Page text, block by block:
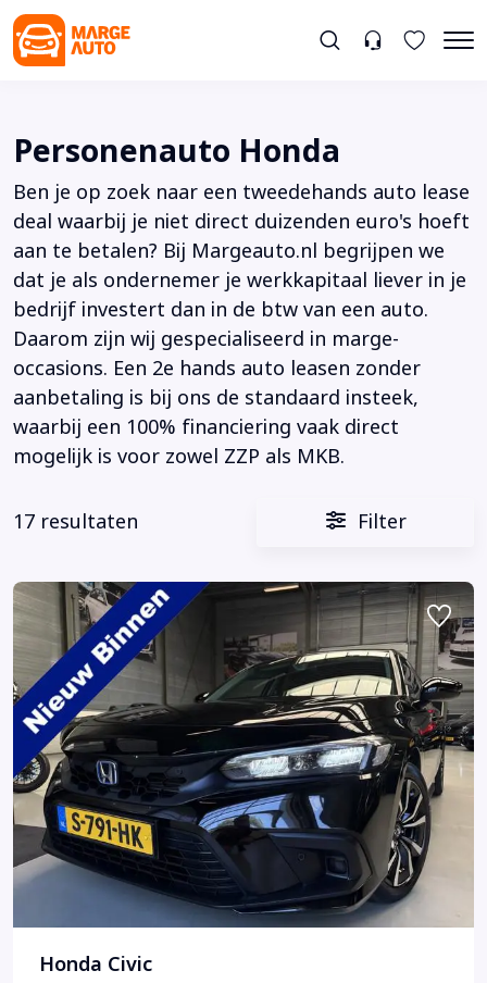
Personenauto Honda
Ben je op zoek naar een tweedehands auto lease
deal waarbij je niet direct duizenden euro's hoeft
aan te betalen? Bij Margeauto.nl begrijpen we
dat je als ondernemer je werkkapitaal liever in je
bedrijf investert dan in de btw van een auto.
Daarom zijn wij gespecialiseerd in marge-
occasions. Een 2e hands auto leasen zonder
aanbetaling is bij ons de standaard insteek,
waarbij een 100% financiering vaak direct
mogelijk is voor zowel ZZP als MKB.
17 resultaten Filter
Honda Civic